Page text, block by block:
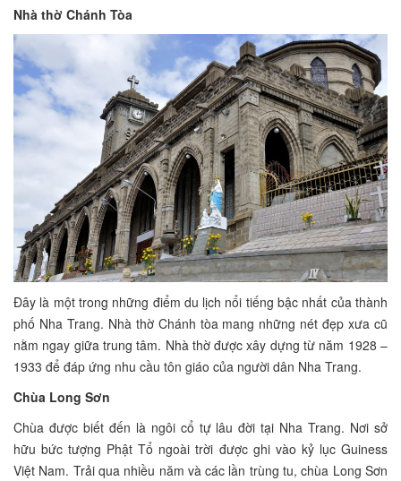
Nhà thờ Chánh Tòa
Đây là một trong những điểm du lịch nổi tiếng bậc nhất của thành
phố Nha Trang. Nhà thờ Chánh tòa mang những nét đẹp xưa cũ
nằm ngay giữa trung tâm. Nhà thờ được xây dựng từ năm 1928 –
1933 để đáp ứng nhu cầu tôn giáo của người dân Nha Trang.
Chùa Long Sơn
Chùa được biết đến là ngôi cổ tự lâu đời tại Nha Trang. Nơi sở
hữu bức tượng Phật Tổ ngoài trời được ghi vào kỷ lục Guiness
Việt Nam. Trải qua nhiều năm và các lần trùng tu, chùa Long Sơn